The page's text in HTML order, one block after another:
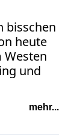
bisschen
heute
Westen
und
mehr...